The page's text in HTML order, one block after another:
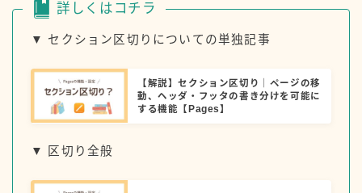
詳しくはコチラ
▼ セクション区切りについての単独記事
【解説】セクション区切り｜ページの移
動、ヘッダ・フッタの書き分けを可能に
する機能【Pages】
▼ 区切り全般